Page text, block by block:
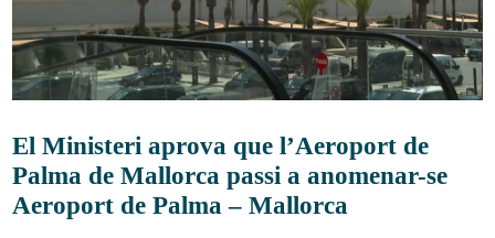
El Ministeri aprova que l’Aeroport de
Palma de Mallorca passi a anomenar-se
Aeroport de Palma – Mallorca